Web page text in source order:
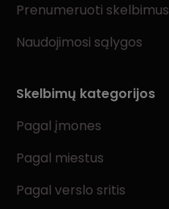
Prenumeruoti skelbimus
Naudojimosi sąlygos
Skelbimų kategorijos
Pagal įmones
Pagal miestus
Pagal verslo sritis